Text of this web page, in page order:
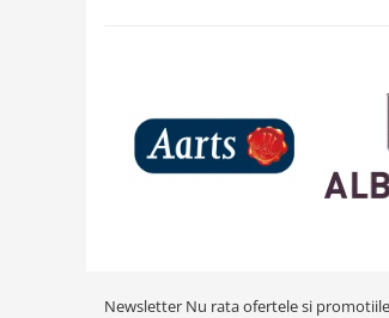
Newsletter Nu rata ofertele si